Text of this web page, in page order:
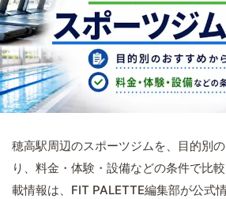
穂高駅周辺のスポーツジムを、目的別
り、料金・体験・設備などの条件で比
載情報は、FIT PALETTE編集部が公式